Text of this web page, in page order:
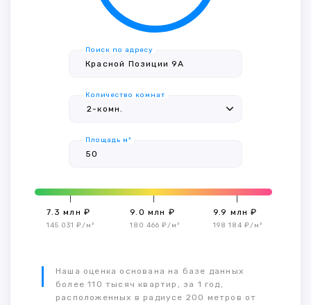
Поиск по адресу
Количество комнат
Площадь м²
7.3 млн ₽
145 031 ₽/м²
9.0 млн ₽
180 466 ₽/м²
9.9 млн ₽
198 184 ₽/м²
Наша оценка основана на базе данных
более 110 тысяч квартир, за 1 год,
расположенных в радиусе 200 метров от